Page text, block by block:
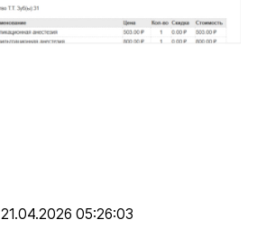
21.04.2026 05:26:03